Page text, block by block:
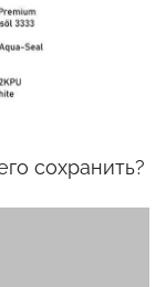
сохранить?